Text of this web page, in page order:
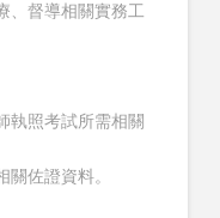
、督導相關實務工
執照考試所需相關
佐證資料。